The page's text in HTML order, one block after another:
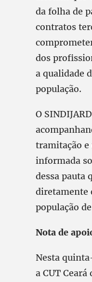
da folha de
contratos
dos
a qualidade
população.
O
tramitação e
informada
dessa pauta
diretamente
população
Nota de
Nesta
a CUT